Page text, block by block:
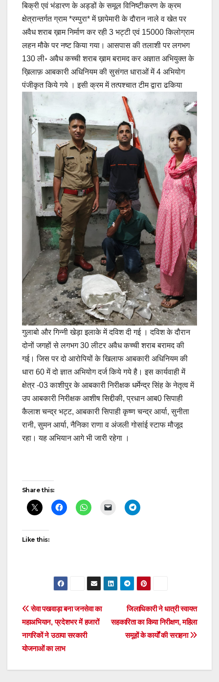
बिक्री एवं भंडारण के अड्डों के समूल विनिष्टीकरण के क्रम
क्षेत्रान्तर्गत ग्राम *रम्पुरा* में छापेमारी के दौरान नाले व खेत पर
अवैध शराब ख़ाम निर्माण कर रही 3 भट्टी एवं 15000 किलोग्राम
लहन मौके पर नष्ट किया गया। आसपास की तलाशी पर लगभग
130 ली॰ अवैध कच्ची शराब ख़ाम बरामद कर अज्ञात अभियुक्त के
ख़िलाफ़ आबकारी अधिनियम की सुसंगत धाराओं में 4 अभियोग
पंजीकृत किये गये ।इसी क्रम में तत्पश्चात टीम द्वारा ढकिया
गुलाबो और गिन्नी खेड़ा इलाके में दविश दी गई । दविश के दौरान
दोनों जगहों से लगभग 30 लीटर अवैध कच्ची शराब बरामद की
गई। जिस पर दो आरोपियों के खिलाफ आबकारी अधिनियम की
धारा 60 में दो ज्ञात अभियोग दर्ज किये गये है। इस कार्यवाही में
क्षेत्र -03 काशीपुर के आबकारी निरीक्षक धर्मेन्द्र सिंह के नेतृत्व में
उप आबकारी निरीक्षक आशीष सिद्दीकी, प्रधान आब0 सिपाही
कैलाश चन्द्र भट्ट, आबकारी सिपाही कृष्ण चन्द्र आर्या, सुनीता
रानी, सुमन आर्या, नैनिका राणा व अंजली गोसांई स्टाफ मौजूद
रहा। यह अभियान आगे भी जारी रहेगा ।
Post
navigation
Share this:
Like this:
Post
navigation
जिलाधिकारी ने धात्री स्वायत्त
सहकारिता का किया निरीक्षण, महिला
समूहों के कार्यों की सराहना
सेवा पखवाड़ा बना जनसेवा का
महाअभियान, प्रदेशभर में हजारों
नागरिकों ने उठाया सरकारी
योजनाओं का लाभ